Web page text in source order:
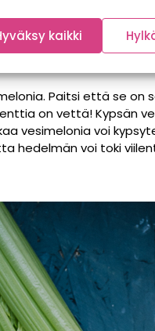
kaikki
Paitsi että se on
on vettä! Kypsän
vesimelonia voi
hedelmän voi toki